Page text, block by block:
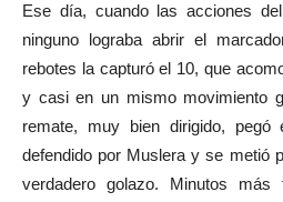
Ese día, cuando las acciones
ninguno lograba abrir el
rebotes la capturó el 10, que
y casi en un mismo movimiento
remate, muy bien dirigido,
defendido por Muslera y se metió
verdadero golazo. Minutos